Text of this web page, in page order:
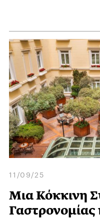
11/09/25
Μια Κόκκινη
Γαστρονομίας